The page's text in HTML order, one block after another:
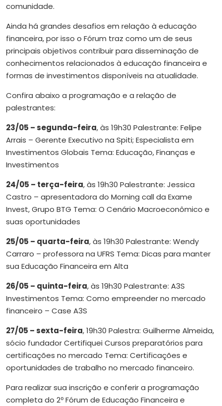
comunidade.
Ainda há grandes desafios em relação à educação
financeira, por isso o Fórum traz como um de seus
principais objetivos contribuir para disseminação de
conhecimentos relacionados à educação financeira e
formas de investimentos disponíveis na atualidade.
Confira abaixo a programação e a relação de
palestrantes:
23/05 – segunda-feira, às 19h30 Palestrante: Felipe
Arrais – Gerente Executivo na Spiti; Especialista em
Investimentos Globais Tema: Educação, Finanças e
Investimentos
24/05 – terça-feira, às 19h30 Palestrante: Jessica
Castro – apresentadora do Morning call da Exame
Invest, Grupo BTG Tema: O Cenário Macroeconômico e
suas oportunidades
25/05 – quarta-feira, às 19h30 Palestrante: Wendy
Carraro – professora na UFRS Tema: Dicas para manter
sua Educação Financeira em Alta
26/05 – quinta-feira, às 19h30 Palestrante: A3S
Investimentos Tema: Como empreender no mercado
financeiro – Case A3S
27/05 – sexta-feira, 19h30 Palestra: Guilherme Almeida,
sócio fundador Certifiquei Cursos preparatórios para
certificações no mercado Tema: Certificações e
oportunidades de trabalho no mercado financeiro.
Para realizar sua inscrição e conferir a programação
completa do 2º Fórum de Educação Financeira e